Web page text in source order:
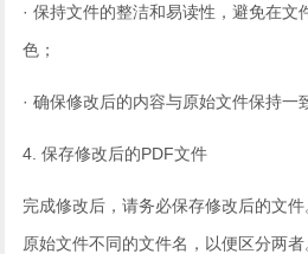
· 保持文件的整洁和易读性，避免在文
色；
· 确保修改后的内容与原始文件保持一
4. 保存修改后的PDF文件
完成修改后，请务必保存修改后的文
原始文件不同的文件名，以便区分两者